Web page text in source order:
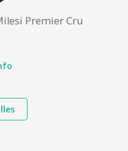
Premier Cru